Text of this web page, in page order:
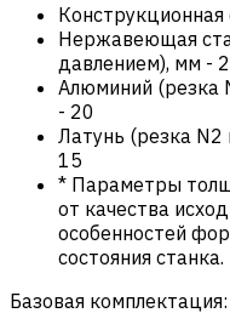
Нержавеющая
давлением), мм -
Алюминий (резка
- 20
Латунь (резка
15
* Параметры
от качества
особенностей
состояния станка.
Базовая комплектация: